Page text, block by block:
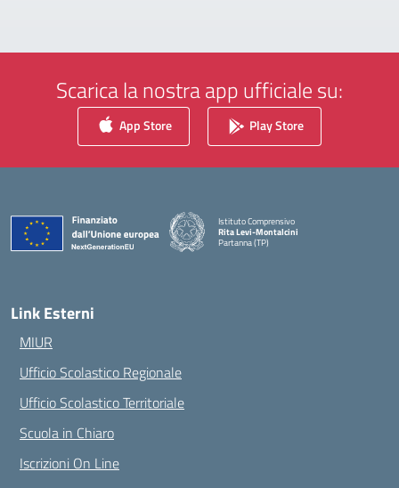
Scarica la nostra app ufficiale su:
App Store Play Store
Istituto Comprensivo
Rita Levi-Montalcini
Partanna (TP)
Link Esterni
MIUR
Ufficio Scolastico Regionale
Ufficio Scolastico Territoriale
Scuola in Chiaro
Iscrizioni On Line